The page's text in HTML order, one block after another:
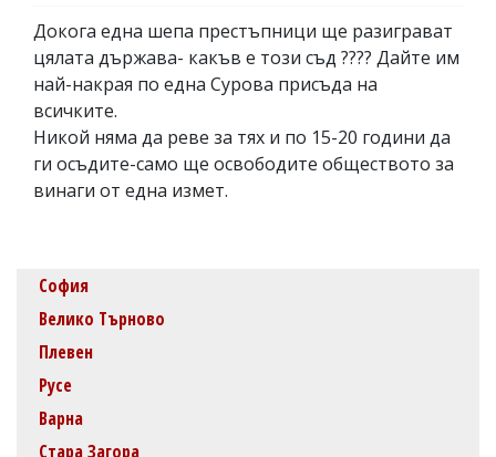
Докога една шепа престъпници ще разиграват
цялата държава- какъв е този съд ???? Дайте им
най-накрая по една Сурова присъда на
всичките.
Никой няма да реве за тях и по 15-20 години да
ги осъдите-само ще освободите обществото за
винаги от една измет.
София
Велико Търново
Плевен
Русе
Варна
Стара Загора